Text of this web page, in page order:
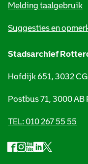
Melding taalgebruik
Suggesties en
Stadsarchief
Hofdijk 651, 3032
Postbus 71, 3000
TEL: 010 267 55 55
S F
a
I
n
Y
o
L
i